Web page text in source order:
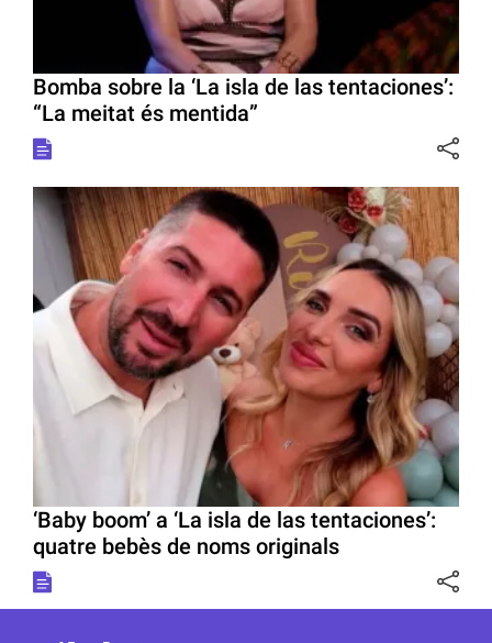
Bomba sobre la ‘La isla de las tentaciones’:
“La meitat és mentida”
‘Baby boom’ a ‘La isla de las tentaciones’:
quatre bebès de noms originals